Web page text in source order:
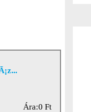
Ára:0 Ft